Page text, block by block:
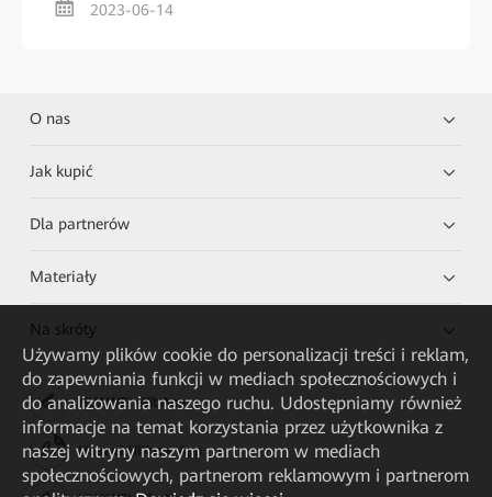
2023-06-14
O nas
Jak kupić
Dla partnerów
Materiały
Na skróty
HUAWEI eKit App
Huawei HiKnow App
Używamy plików cookie do personalizacji treści i reklam,
do zapewniania funkcji w mediach społecznościowych i
do analizowania naszego ruchu. Udostępniamy również
informacje na temat korzystania przez użytkownika z
naszej witryny naszym partnerom w mediach
społecznościowych, partnerom reklamowym i partnerom